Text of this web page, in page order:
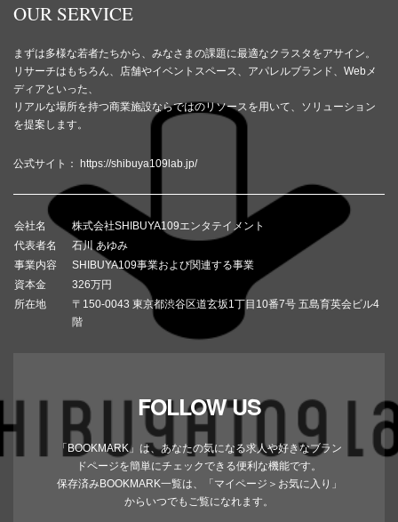
OUR SERVICE
まずは多様な若者たちから、みなさまの課題に最適なクラスタをアサイン。
リサーチはもちろん、店舗やイベントスペース、アパレルブランド、Webメ
ディアといった、
リアルな場所を持つ商業施設ならではのリソースを用いて、ソリューション
を提案します。
公式サイト： https://shibuya109lab.jp/
会社名
株式会社SHIBUYA109エンタテイメント
代表者名
石川 あゆみ
事業内容
SHIBUYA109事業および関連する事業
資本金
326万円
所在地
〒150-0043 東京都渋谷区道玄坂1丁目10番7号 五島育英会ビル4
階
FOLLOW US
「BOOKMARK」は、あなたの気になる求人や好きなブラン
ドページを簡単にチェックできる便利な機能です。
保存済みBOOKMARK一覧は、「マイページ＞お気に入り」
からいつでもご覧になれます。